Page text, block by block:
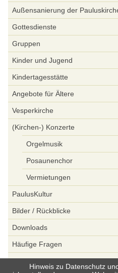
Außensanierung der
Gottesdienste
Gruppen
Kinder und Jugend
Kindertagesstätte
Angebote für Ältere
Vesperkirche
(Kirchen-) Konzerte
Orgelmusik
Posaunenchor
Vermietungen
PaulusKultur
Bilder / Rückblicke
Downloads
Häufige Fragen
Spenden
Hinweis zu Datenschutz